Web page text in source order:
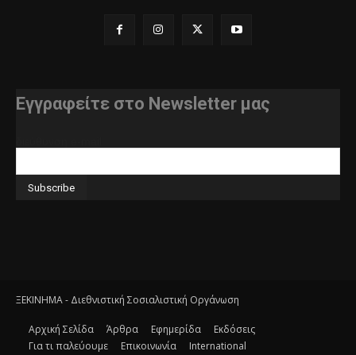
Εγγραφείτε στο Newsletter μας
ΞΕΚΙΝΗΜΑ - Διεθνιστική Σοσιαλιστική Οργάνωση
Αρχική Σελίδα Άρθρα Εφημερίδα
Εκδόσεις
Για τι παλεύουμε
Επικοινωνία International